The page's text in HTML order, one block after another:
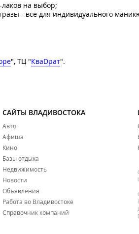
на выбор;
- все для индивидуального
", ТЦ "КваDрат".
САЙТЫ ВЛАДИВОСТОКА
Авто
Афиша
Кино
Базы отдыха
Недвижимость
Новости
Объявления
Работа во Владивостоке
Справочник компаний